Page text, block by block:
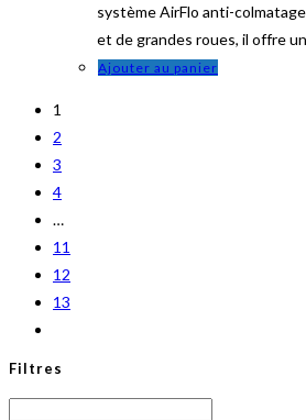
système AirFlo anti-
et de grandes roues, il offre
Ajouter au panier
1
2
3
4
…
11
12
13
Filtres